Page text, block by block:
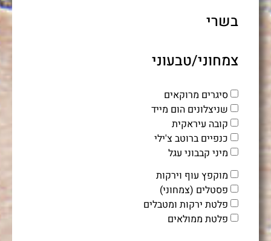
בשרי
צמחוני/טבעוני
סיגרים מרוקאים
שניצלונים הום מייד
קובה עיראקית
כנפיים ברוטב צ'ילי
מיני קבבוני עגל
מוקפץ עוף וירקות
פסטלים (צמחוני)
פלטת ירקות ומטבלים
פלטת ממולאים